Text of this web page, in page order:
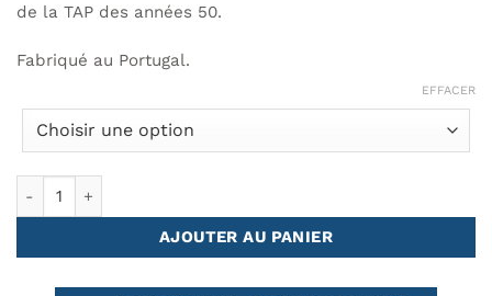
de la TAP des années 50.
Fabriqué au Portugal.
EFFACER
AJOUTER AU PANIER